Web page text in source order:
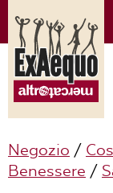
Negozio /
Benessere /